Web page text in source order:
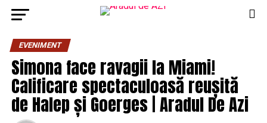
EVENIMENT
Simona face ravagii la Miami!
Calificare spectaculoasă reușită
de Halep și Goerges | Aradul De Azi